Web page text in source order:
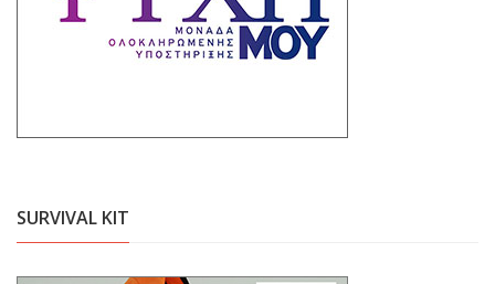
SURVIVAL KIT